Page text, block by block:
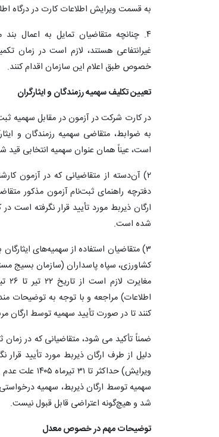
به قسمت ویرایش اطلاعات کارت در درگاه
۴. چنانچه متقاضیان تمایل به اعمال
خصوص طبق اعلام این سازمان اقدام کنند.
تعیین تکلیف سهمیه رزمندگان و ایثارگران
در کارت شرکت در آزمون در مقابل سهمیه‌
به ضوابط، متقاضی سهمیه رزمندگان و
است، عیناً همان عنوان سهمیه انتخابی
دفترچه راهنمای ثبت‌نام آزمون مذکور
ارگان ذیربط مورد تأیید قرار نگرفته است
شده است.
۳) متقاضیان استفاده از سهمیه‌های
کشاورزی، سپاه پاسداران (سازمان بسیج
اطلاعات) مراجعه و با توجه به توضیحات
کنند تا در صورت تأیید سهمیه توسط ارگان
ضمناً تأکید می شود، متقاضیانی که در زمان
دلیل از طرف ارگان ذیربط مورد تأیید
ویرایش)
سهمیه توسط ارگان ذیربط، سهمیه
شد و هیچ‌گونه اعتراضی قابل قبول نیست.
توضیحات مهم‌ در خصوص معدل